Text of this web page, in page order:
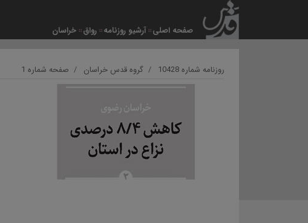
صفحه اصلی آرشیو روزنامه رواق خراسان
روزنامه شماره 10428 گروه قدس خراسان صفحه شماره 1